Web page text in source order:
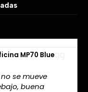
MP70 Blue
se mueve
buena